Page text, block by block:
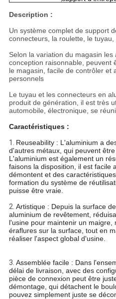
Description :
Un système complet de support
connecteurs, la roulette, le
Selon la variation du magasin
conception raisonnable, peuvent
le magasin, facile de contrôler et
personnels
Le tuyau et les connecteurs en
produit de génération, il est très
automobile, électronique, se
Caractéristiques :
1. Reuseability : L'aluminium a
d'autres métaux, qui peuvent
L'aluminium est également un
faisons la disposition, il est facile
démontent et des
formation du système de
puisse être vraie.
2. Artistique : Depuis la surface
aluminium de revêtement,
l'usine pour maintenir un maigre,
éraflures sur la surface, tout en
réaliser l'aspect global d'usine.
3. Assemblée facile : Dans
délai de livraison, avec des
pièce de connexion peut être
démontage, qui détachent le
pouvez simplement juste se